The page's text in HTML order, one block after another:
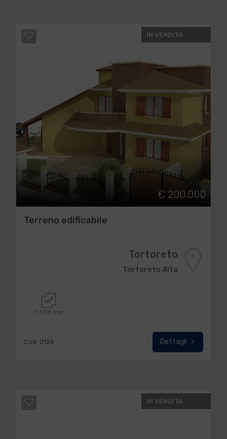
IN VENDITA
€ 200.000
Terreno edificabile
Tortoreto
Tortoreto Alta
1.508 mq
Cod. 0124 Dettagli
IN VENDITA